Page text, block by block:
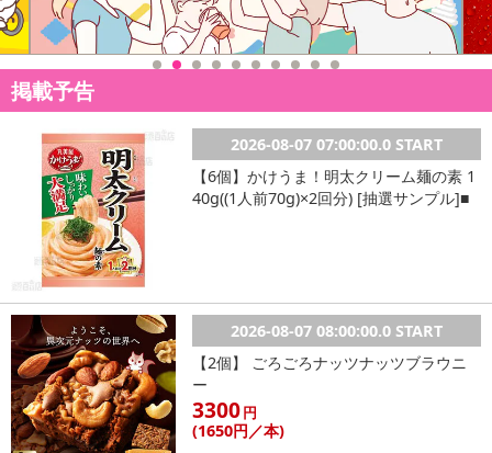
電源プラグをコンセントに差し込み、コントローラーのボタンを
押してお好みの点灯パターンに切り替えて使用します。
コントローラーサイズ：約(縦)3.8cm×(縦)6.2cm×(厚み)2.0cm
ケーブルサイズ：10m
・商品重量：約275g
・その他商品仕様：・最大10個まで連結可能です。
・注意事項：
※簡易包装になります。
※お申し込みの前に利用規約やQ&Aを一読を頂きましてご納得の
上お申し込みををお願い致します。
※仕様および外観は製品改良のため予告なく変更される場合がご
ざいます。
※製造過程によりサイズや色合いなどに若干の差が生じる場合が
ございます。
※輸入品の為、多少の汚れ、スレがある場合がございます。
※商品入荷時期によりパッケージの商品デザインと実際の商品デ
ザイン・仕様が異なる場合がございます。
掲載予告
2026-08-07 07:00:00.0 START
【6個】かけうま！明太クリーム麺の素 1
40g((1人前70g)×2回分) [抽選サンプル]■
2026-08-07 08:00:00.0 START
【2個】 ごろごろナッツナッツブラウニ
ー
3300円
(1650円／本)